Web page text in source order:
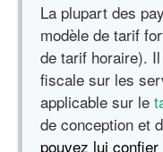
La plupart des
modèle de tarif
de tarif horaire).
fiscale sur les
applicable sur le
de conception et
pouvez lui